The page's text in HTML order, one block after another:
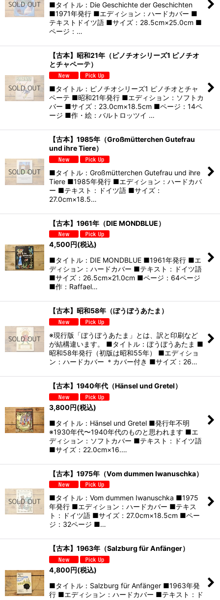
■タイトル：Die Geschichte der Geschichten
■1971年発行 ■エディション：ハードカバー ■
テキストドイツ語 ■サイズ：28.5cm×25.0cm ■
ページ：…
【古本】昭和21年（ピノチオシリーズ1 ピノチオ
とチャペーテ）
■タイトル：ピノチオシリーズ1 ピノチオとチャ
ペーテ ■昭和21年発行 ■エディション：ソフトカ
バー ■サイズ：23.0cm×18.5cm ■ページ：14ペ
ージ ■作・絵：バルトロッツイ …
【古本】1985年（Großmütterchen Gutefrau
und ihre Tiere）
■タイトル：Großmütterchen Gutefrau und ihre
Tiere ■1985年発行 ■エディション：ハードカバ
ー ■テキスト：ドイツ語 ■サイズ：
27.0cm×18.5…
【古本】1961年（DIE MONDBLUE）
4,500円(税込)
■タイトル：DIE MONDBLUE ■1961年発行 ■エ
ディション：ハードカバー ■テキスト：ドイツ語
■サイズ：26.5cm×21.0cm ■ページ：64ページ
■作：Raffael…
【古本】昭和58年（ぼうぼうあたま）
※現行版「ぼうぼうあたま」とは、訳と印刷など
が結構違います。 ■タイトル：ぼうぼうあたま ■
昭和58年発行（初版は昭和55年） ■エディショ
ン：ハードカバー ＊カバー付き ■サイズ：26…
【古本】1940年代（Hänsel und Gretel）
3,800円(税込)
■タイトル：Hänsel und Gretel ■発行年不明
※1930年代〜1940年代のものと思われます ■エ
ディション：ソフトカバー ■テキスト：ドイツ語
■サイズ：22.0cm×16.…
【古本】1975年（Vom dummen Iwanuschka）
■タイトル：Vom dummen Iwanuschka ■1975
年発行 ■エディション：ハードカバー ■テキス
ト：ドイツ語 ■サイズ：27.0cm×18.5cm ■ペー
ジ：32ページ ■…
【古本】1963年（Salzburg für Anfänger）
4,800円(税込)
■タイトル：Salzburg für Anfänger ■1963年発
行 ■エディション：ハードカバー ■テキスト：ド